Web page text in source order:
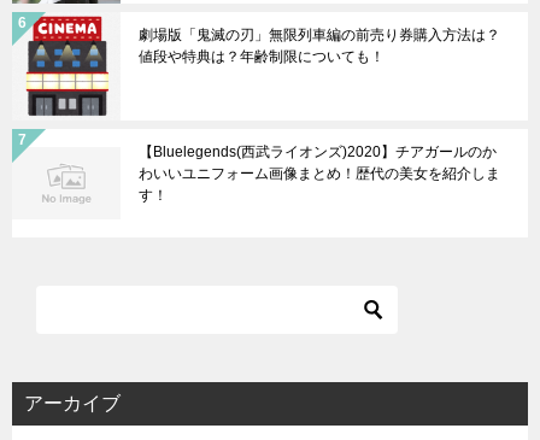
劇場版「鬼滅の刃」無限列車編の前売り券購入方法は？
値段や特典は？年齢制限についても！
【Bluelegends(西武ライオンズ)2020】チアガールのか
わいいユニフォーム画像まとめ！歴代の美女を紹介しま
す！
アーカイブ